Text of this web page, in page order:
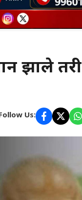
झाले तरी
Us: